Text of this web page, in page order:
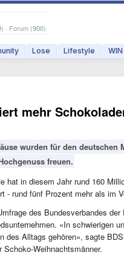
) · Forum (900)
Lose Lifestyle WIN
mehr
wurden für den deutschen
freuen.
hat in diesem Jahr rund 160
- rund fünf Prozent mehr als im
des Bundesverbandes der
«In schwierigen
des Alltags gehören», sagte
Weihnachtsmänner.